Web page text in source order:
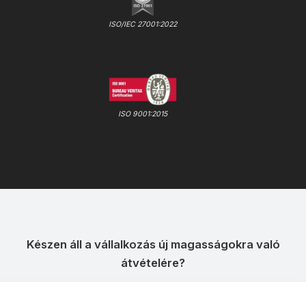
ISO/IEC 27001:2022
ISO 9001:2015
Készen áll a vállalkozás új magasságokra való
átvételére?